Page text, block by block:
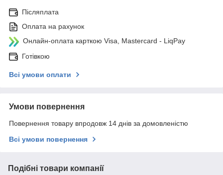
Післяплата
Оплата на рахунок
Онлайн-оплата карткою Visa, Mastercard - LiqPay
Готівкою
Всі умови оплати
Умови повернення
Повернення товару впродовж 14 днів за домовленістю
Всі умови повернення
Подібні товари компанії